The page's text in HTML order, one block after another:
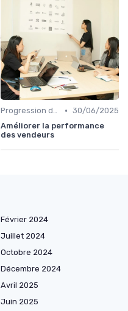
Progression de carrière en vente • 30/06/2025
Améliorer la performance
des vendeurs
Février 2024
Juillet 2024
Octobre 2024
Décembre 2024
Avril 2025
Juin 2025